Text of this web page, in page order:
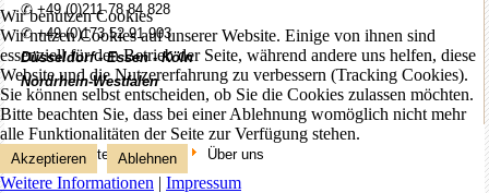
✆ +49 (0)211 78 84 828
✆ +49 (0)173 52 91 903
Düsseldorf - Essen - Köln
Nordrhein-Westfalen
Aktuelle Seite: Startseite Über uns
Wir benutzen Cookies
Wir nutzen Cookies auf unserer Website. Einige von ihnen sind
essenziell für den Betrieb der Seite, während andere uns helfen, diese
Website und die Nutzererfahrung zu verbessern (Tracking Cookies).
Sie können selbst entscheiden, ob Sie die Cookies zulassen möchten.
Bitte beachten Sie, dass bei einer Ablehnung womöglich nicht mehr
alle Funktionalitäten der Seite zur Verfügung stehen.
Akzeptieren Ablehnen
Weitere Informationen | Impressum